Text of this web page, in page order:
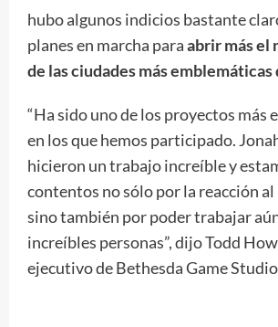
hubo algunos indicios bastante
planes en marcha paraabrir más el
de las ciudades más emblemáticas
“Ha sido uno de los proyectos más
en los que hemos participado.
hicieron un trabajo increíble y
contentos no sólo por la reacción
sino también por poder trabajar
increíbles personas”, dijo Todd
ejecutivo de Bethesda Game